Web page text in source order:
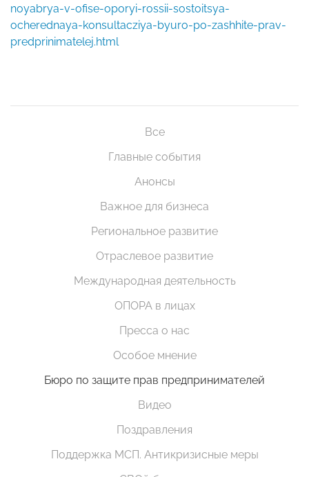
noyabrya-v-ofise-oporyi-rossii-sostoitsya-
ocherednaya-konsultacziya-byuro-po-zashhite-prav-
predprinimatelej.html
Все
Главные события
Анонсы
Важное для бизнеса
Региональное развитие
Отраслевое развитие
Международная деятельность
ОПОРА в лицах
Пресса о нас
Особое мнение
Бюро по защите прав предпринимателей
Видео
Поздравления
Поддержка МСП. Антикризисные меры